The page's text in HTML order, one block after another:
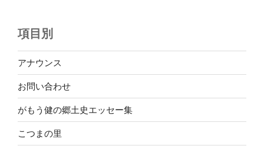
項目別
アナウンス
お問い合わせ
がもう健の郷土史エッセー集
こつまの里